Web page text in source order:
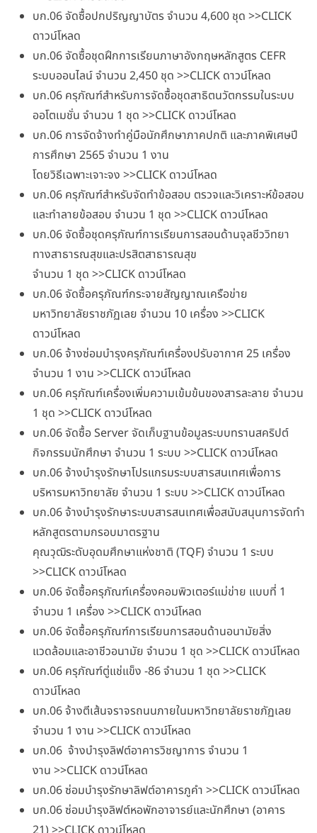
บก.06 จัดซื้อปกปริญญาบัตร จำนวน 4,600 ชุด >>CLICK
ดาวน์โหลด
บก.06 จัดซื้อชุดฝึกการเรียนภาษาอังกฤษหลักสูตร CEFR
ระบบออนไลน์ จำนวน 2,450 ชุด >>CLICK ดาวน์โหลด
บก.06 ครุภัณฑ์สำหรับการจัดซื้อชุดสาธิตนวัตกรรมในระบบ
ออโตเมชั่น จำนวน 1 ชุด >>CLICK ดาวน์โหลด
บก.06 การจัดจ้างทำคู่มือนักศึกษาภาคปกติ และภาคพิเศษปี
การศึกษา 2565 จำนวน 1 งาน
โดยวิธีเฉพาะเจาะจง >>CLICK ดาวน์โหลด
บก.06 ครุภัณฑ์สำหรับจัดทำข้อสอบ ตรวจและวิเคราะห์ข้อสอบ
และทำลายข้อสอบ จำนวน 1 ชุด >>CLICK ดาวน์โหลด
บก.06 จัดซื้อชุดครุภัณฑ์การเรียนการสอนด้านจุลชีววิทยา
ทางสาธารณสุขและปรสิตสาธารณสุข
จำนวน 1 ชุด >>CLICK ดาวน์โหลด
บก.06 จัดซื้อครุภัณฑ์กระจายสัญญาณเครือข่าย
มหาวิทยาลัยราชภัฏเลย จำนวน 10 เครื่อง >>CLICK
ดาวน์โหลด
บก.06 จ้างซ่อมบำรุงครุภัณฑ์เครื่องปรับอากาศ 25 เครื่อง
จำนวน 1 งาน >>CLICK ดาวน์โหลด
บก.06 ครุภัณฑ์เครื่องเพิ่มความเข้มข้นของสารละลาย จำนวน
1 ชุด >>CLICK ดาวน์โหลด
บก.06 จัดซื้อ Server จัดเก็บฐานข้อมูลระบบทรานสคริปต์
กิจกรรมนักศึกษา จำนวน 1 ระบบ >>CLICK ดาวน์โหลด
บก.06 จ้างบำรุงรักษาโปรแกรมระบบสารสนเทศเพื่อการ
บริหารมหาวิทยาลัย จำนวน 1 ระบบ >>CLICK ดาวน์โหลด
บก.06 จ้างบำรุงรักษาระบบสารสนเทศเพื่อสนับสนุนการจัดทำ
หลักสูตรตามกรอบมาตรฐาน
คุณวุฒิระดับอุดมศึกษาแห่งชาติ (TQF) จำนวน 1 ระบบ
>>CLICK ดาวน์โหลด
บก.06 จัดซื้อครุภัณฑ์เครื่องคอมพิวเตอร์แม่ข่าย แบบที่ 1
จำนวน 1 เครื่อง >>CLICK ดาวน์โหลด
บก.06 จัดซื้อครุภัณฑ์การเรียนการสอนด้านอนามัยสิ่ง
แวดล้อมและอาชีวอนามัย จำนวน 1 ชุด >>CLICK ดาวน์โหลด
บก.06 ครุภัณฑ์ตู่แช่แข็ง -86 จำนวน 1 ชุด >>CLICK
ดาวน์โหลด
บก.06 จ้างตีเส้นจราจรถนนภายในมหาวิทยาลัยราชภัฏเลย
จำนวน 1 งาน >>CLICK ดาวน์โหลด
บก.06 จ้างบำรุงลิฟต์อาคารวิชญาการ จำนวน 1
งาน >>CLICK ดาวน์โหลด
บก.06 ซ่อมบำรุงรักษาลิฟต์อาคารภูคำ >>CLICK ดาวน์โหลด
บก.06 ซ่อมบำรุงลิฟต์หอพักอาจารย์และนักศึกษา (อาคาร